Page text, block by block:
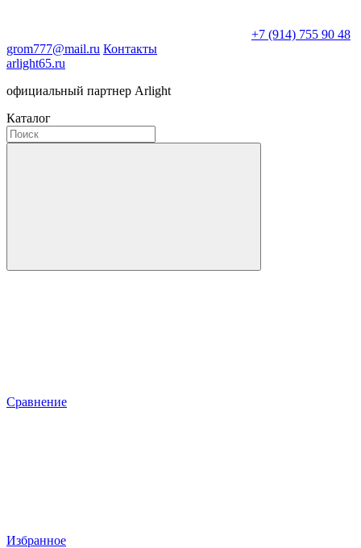
+7 (914) 755 90 48
grom777@mail.ru Контакты
arlight65.ru
официальный партнер Arlight
Каталог
Сравнение
Избранное